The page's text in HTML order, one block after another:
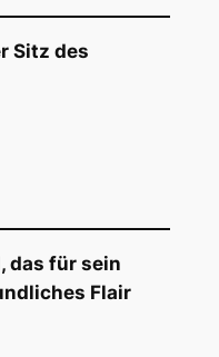
Sitz des
das für sein
Flair